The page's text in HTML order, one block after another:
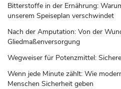
Bitterstoffe in der Ernährung:
unserem Speiseplan verschwindet
Nach der Amputation: Von der
Gliedmaßenversorgung
Wegweiser für Potenzmittel:
Wenn jede Minute zählt: Wie
Menschen Sicherheit geben